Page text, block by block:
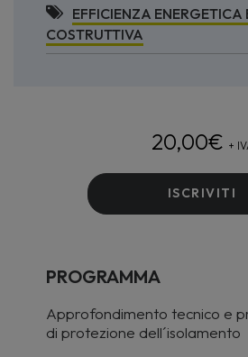
EFFICIENZA ENERGETICA
COSTRUTTIVA
20,00€ +
ISCRIVITI
PROGRAMMA
Approfondimento tecnico e
di protezione dell´isolamento